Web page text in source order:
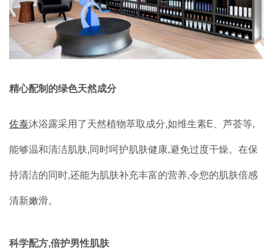
精心配制的绿色天然成分
佐泰沐浴露采用了天然植物萃取成分,如维生素E、芦荟等,
能够温和清洁肌肤,同时呵护肌肤健康,避免过度干燥。在保
持清洁的同时,还能为肌肤补充丰富的营养,令您的肌肤倍感
清新嫩滑。
科学配方,倍护男性肌肤